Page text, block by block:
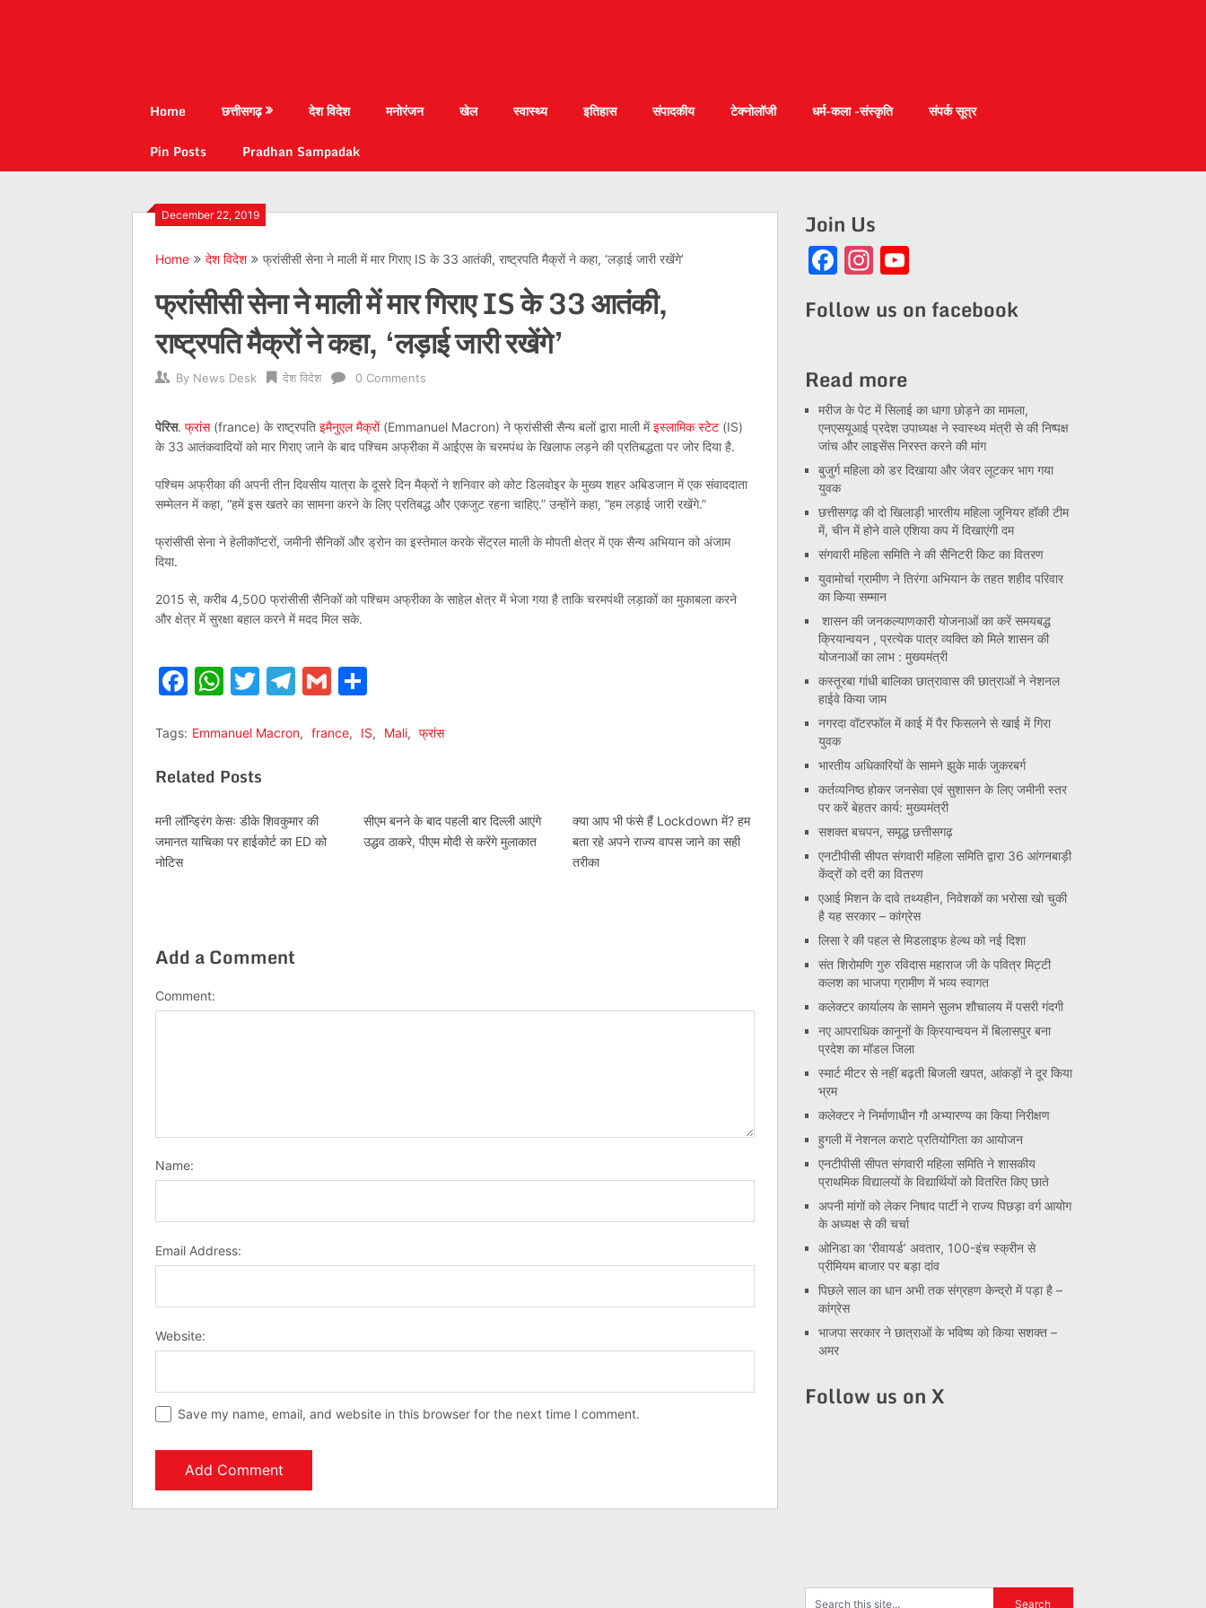
Home छत्तीसगढ़ देश विदेश मनोरंजन खेल स्वास्थ्य इतिहास संपादकीय टेक्नोलॉजी धर्म-कला -संस्कृति
संपर्क सूत्र
Pin Posts
Pradhan Sampadak
December 22, 2019
Home देश विदेश फ्रांसीसी सेना ने माली में मार गिराए IS के 33 आतंकी, राष्ट्रपति मैक्रों ने कहा, ‘लड़ाई जारी रखेंगे’
फ्रांसीसी सेना ने माली में मार गिराए IS के 33 आतंकी,
राष्ट्रपति मैक्रों ने कहा, ‘लड़ाई जारी रखेंगे’
By News Desk देश विदेश 0 Comments
पेरिस. फ्रांस(france) के राष्ट्रपति इमैनुएल मैक्रों(Emmanuel Macron) ने फ्रांसीसी सैन्य बलों द्वारा माली मेंइस्लामिक स्टेट (IS)
के 33 आतंकवादियों को मार गिराए जाने के बाद पश्चिम अफ्रीका में आईएस के चरमपंथ के खिलाफ लड़ने की प्रतिबद्धता पर जोर दिया है.
पश्चिम अफ्रीका की अपनी तीन दिवसीय यात्रा के दूसरे दिन मैक्रों ने शनिवार को कोट डिलवोइर के मुख्य शहर अबिडजान में एक संवाददाता
सम्मेलन में कहा, “हमें इस खतरे का सामना करने के लिए प्रतिबद्ध और एकजुट रहना चाहिए.” उन्होंने कहा, “हम लड़ाई जारी रखेंगे.”
फ्रांसीसी सेना ने हेलीकॉप्टरों, जमीनी सैनिकों और ड्रोन का इस्तेमाल करके सेंट्रल माली के मोपती क्षेत्र में एक सैन्य अभियान को अंजाम
दिया.
2015 से, करीब 4,500 फ्रांसीसी सैनिकों को पश्चिम अफ्रीका के साहेल क्षेत्र में भेजा गया है ताकि चरमपंथी लड़ाकों का मुकाबला करने
और क्षेत्र में सुरक्षा बहाल करने में मदद मिल सके.
Facebook
WhatsApp
Twitter
Telegram
Gmail
Tags: Emmanuel Macron, france, IS, Mali, फ्रांस
Related Posts
मनी लॉन्ड्रिंग केसः डीके शिवकुमार की
जमानत याचिका पर हाईकोर्ट का ED को
नोटिस
सीएम बनने के बाद पहली बार दिल्ली आएंगे
उद्धव ठाकरे, पीएम मोदी से करेंगे मुलाकात
क्या आप भी फंसे हैं Lockdown में? हम
बता रहे अपने राज्य वापस जाने का सही
तरीका
Add a Comment
Comment:
Name:
Email Address:
Website:
Save my name, email, and website in this browser for the next time I comment.
Join Us
Facebook
Instagram
Follow us on facebook
Read more
मरीज के पेट में सिलाई का धागा छोड़ने का मामला,
एनएसयूआई प्रदेश उपाध्यक्ष ने स्वास्थ्य मंत्री से की निष्पक्ष
जांच और लाइसेंस निरस्त करने की मांग
बुजुर्ग महिला को डर दिखाया और जेवर लूटकर भाग गया
युवक
छत्तीसगढ़ की दो खिलाड़ी भारतीय महिला जूनियर हॉकी टीम
में, चीन में होने वाले एशिया कप में दिखाएंगी दम
संगवारी महिला समिति ने की सैनिटरी किट का वितरण
युवामोर्चा ग्रामीण ने तिरंगा अभियान के तहत शहीद परिवार
का किया सम्मान
शासन की जनकल्याणकारी योजनाओं का करें समयबद्ध
क्रियान्वयन , प्रत्येक पात्र व्यक्ति को मिले शासन की
योजनाओं का लाभ : मुख्यमंत्री
कस्तूरबा गांधी बालिका छात्रावास की छात्राओं ने नेशनल
हाईवे किया जाम
नगरदा वॉटरफॉल में काई में पैर फिसलने से खाई में गिरा
युवक
भारतीय अधिकारियों के सामने झुके मार्क जुकरबर्ग
कर्तव्यनिष्ठ होकर जनसेवा एवं सुशासन के लिए जमीनी स्तर
पर करें बेहतर कार्य: मुख्यमंत्री
सशक्त बचपन, समृद्ध छत्तीसगढ़
एनटीपीसी सीपत संगवारी महिला समिति द्वारा 36 आंगनबाड़ी
केंद्रों को दरी का वितरण
एआई मिशन के दावे तथ्यहीन, निवेशकों का भरोसा खो चुकी
है यह सरकार – कांग्रेस
लिसा रे की पहल से मिडलाइफ हेल्थ को नई दिशा
संत शिरोमणि गुरु रविदास महाराज जी के पवित्र मिट्टी
कलश का भाजपा ग्रामीण में भव्य स्वागत
कलेक्टर कार्यालय के सामने सुलभ शौचालय में पसरी गंदगी
नए आपराधिक कानूनों के क्रियान्वयन में बिलासपुर बना
प्रदेश का मॉडल जिला
स्मार्ट मीटर से नहीं बढ़ती बिजली खपत, आंकड़ों ने दूर किया
भ्रम
कलेक्टर ने निर्माणाधीन गौ अभ्यारण्य का किया निरीक्षण
हुगली में नेशनल कराटे प्रतियोगिता का आयोजन
एनटीपीसी सीपत संगवारी महिला समिति ने शासकीय
प्राथमिक विद्यालयों के विद्यार्थियों को वितरित किए छाते
अपनी मांगों को लेकर निषाद पार्टी ने राज्य पिछड़ा वर्ग आयोग
के अध्यक्ष से की चर्चा
ओनिडा का ‘रीवायर्ड’ अवतार, 100-इंच स्क्रीन से
प्रीमियम बाजार पर बड़ा दांव
पिछले साल का धान अभी तक संग्रहण केन्द्रो में पड़ा है –
कांग्रेस
भाजपा सरकार ने छात्राओं के भविष्य को किया सशक्त –
अमर
Follow us on X